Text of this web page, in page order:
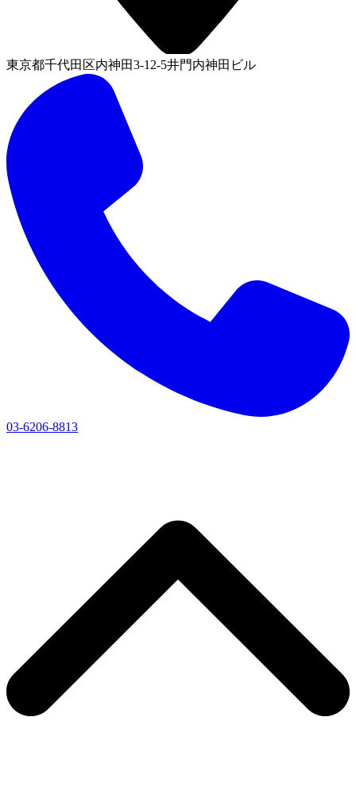
東京都千代田区内神田3-12-5井門内神田ビル
03-6206-8813